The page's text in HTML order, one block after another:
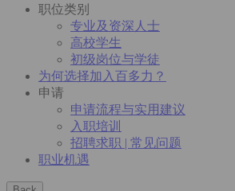
职位类别
专业及资深人士
高校学生
初级岗位与学徒
为何选择加入百多力？
申请
申请流程与实用建议
入职培训
招聘求职 | 常见问题
职业机遇